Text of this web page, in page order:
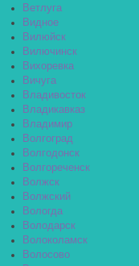
Ветлуга
Видное
Вилюйск
Вилючинск
Вихоревка
Вичуга
Владивосток
Владикавказ
Владимир
Волгоград
Волгодонск
Волгореченск
Волжск
Волжский
Вологда
Володарск
Волоколамск
Волосово